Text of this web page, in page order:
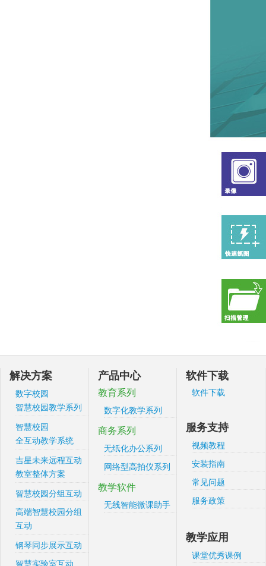
解决方案
数字校园
智慧校园教学系列
智慧校园
全互动教学系统
吉星未来远程互动
教室整体方案
智慧校园分组互动
高端智慧校园分组
互动
钢琴同步展示互动
智慧实验室互动
产品中心
教育系列
数字化教学系列
商务系列
无纸化办公系列
网络型高拍仪系列
教学软件
无线智能微课助手
软件下载
软件下载
服务支持
视频教程
安装指南
常见问题
服务政策
教学应用
课堂优秀课例